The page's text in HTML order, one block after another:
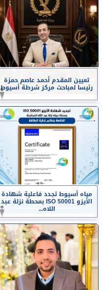
تعيين المقدم أحمد عاصم حمزة
رئيسا لمباحث مركز شرطة أسيوط
مياه أسيوط تجدد فاعلية شهادة
الأيزو ISO 50001 بمحطة نزلة عبد
اللاه...